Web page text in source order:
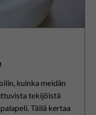
kuinka meidän
tekijöistä
Tällä kertaa